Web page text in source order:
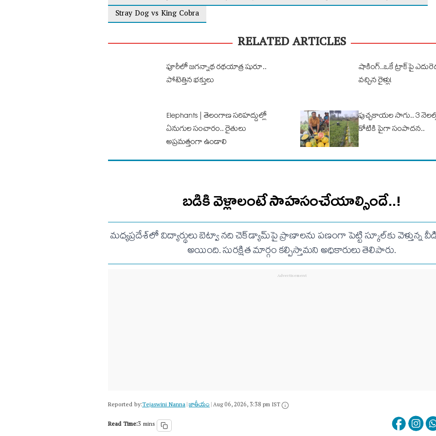
Stray Dog vs King Cobra
RELATED ARTICLES
పూరీలో జగన్నాథ రథయాత్ర షురూ..
పోటెత్తిన భక్తులు
షాకింగ్..ఒకే ట్రాక్‌పై
వచ్చిన రైళ్లు!
Elephants | తెలంగాణ స‌రిహ‌ద్దుల్లో
ఏనుగుల సంచారం.. రైతులు
అప్ర‌మ‌త్తంగా ఉండాలి
పుచ్చ‌కాయ‌ల సాగు.. 3
కోటికి పైగా సంపాద‌న‌..
బడికి వెళ్లాలంటే సాహసంచేయాల్సిందే..!
మధ్యప్రదేశ్‌లో విద్యార్థులు బెట్వా నది చెక్‌డ్యామ్‌పై ప్రాణాలను పణంగా పెట్టి స్కూల్‌కు
అయింది. సురక్షిత మార్గం కల్పిస్తామని అధికారులు తెలిపారు.
Reported by:Tejaswini Nanna|జాతీయం|Aug 06, 2026, 3:38 pm IST
Read Time:3 mins